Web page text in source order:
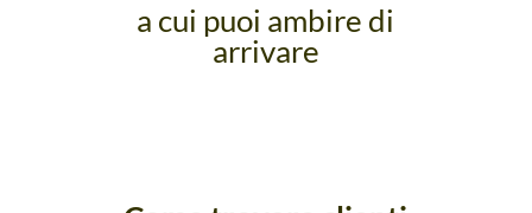
a cui puoi ambire di
arrivare